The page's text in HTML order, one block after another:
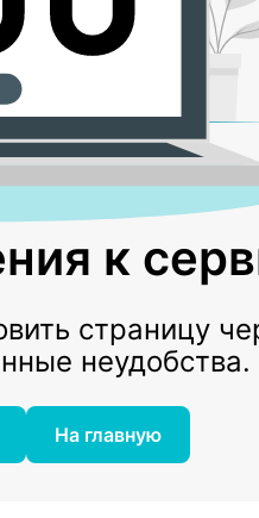
к
страницу
неудобства.
На главную